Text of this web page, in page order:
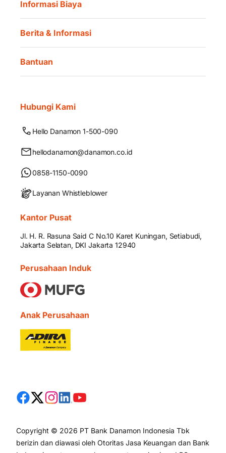
Informasi Biaya
Berita & Informasi
Bantuan
Hubungi Kami
Hello Danamon 1-500-090
hellodanamon@danamon.co.id
0858-1150-0090
Layanan Whistleblower
Kantor Pusat
Jl. H. R. Rasuna Said C No.10 Karet Kuningan, Setiabudi,
Jakarta Selatan, DKI Jakarta 12940
Perusahaan Induk
Anak Perusahaan
Copyright © 2026 PT Bank Danamon Indonesia Tbk
berizin dan diawasi oleh Otoritas Jasa Keuangan dan Bank